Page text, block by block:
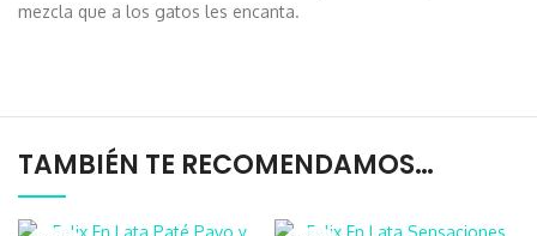
mezcla que a los gatos les encanta.
TAMBIÉN TE RECOMENDAMOS…